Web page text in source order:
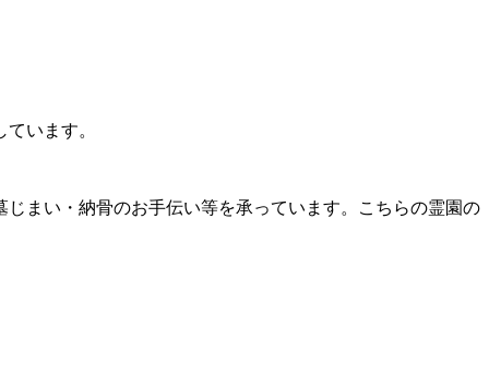
います。
まい・納骨のお手伝い等を承っています。こちらの霊園の